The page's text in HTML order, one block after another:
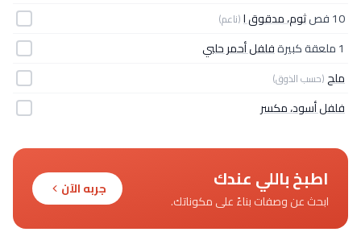
10 فص ثوم، مدقوق ا(ناعم)
1 ملعقة كبيرة
فلفل أحمر حلبي
ملح(حسب الذوق)
فلفل أسود، مكسر
اطبخ باللي عندك
ابحث عن وصفات بناءً على مكوناتك.
جربه الآن